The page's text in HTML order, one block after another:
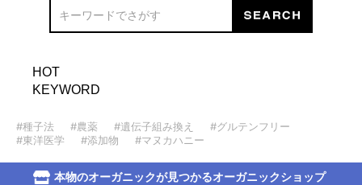
HOT
KEYWORD
#種子法 #農薬 #遺伝子組み換え
#グルテンフリー
#東洋医学
#添加物 #マヌカハニー
本物のオーガニックが見つかるオーガニックショップ